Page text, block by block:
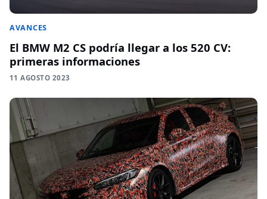
AVANCES
El BMW M2 CS podría llegar a los 520 CV:
primeras informaciones
11 AGOSTO 2023